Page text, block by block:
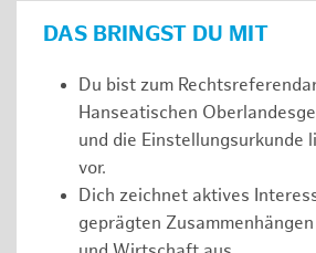
DAS BRINGST DU MIT
Du bist zum
Hanseatischen
und die Einstellungsurkunde
vor.
Dich zeichnet aktives
geprägten